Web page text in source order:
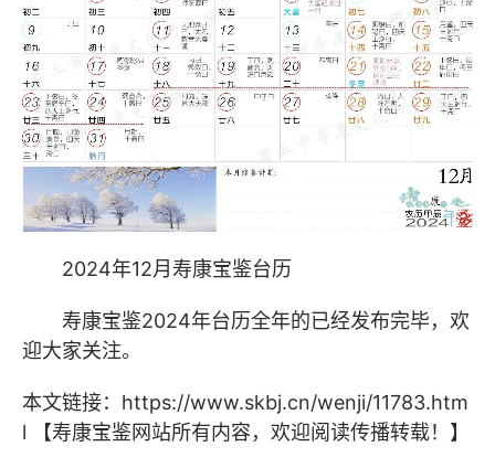
2024年12月寿康宝鉴台历
寿康宝鉴2024年台历全年的已经发布完毕，欢
迎大家关注。
本文链接： https://www.skbj.cn/wenji/11783.htm
l 【寿康宝鉴网站所有内容，欢迎阅读传播转载！】